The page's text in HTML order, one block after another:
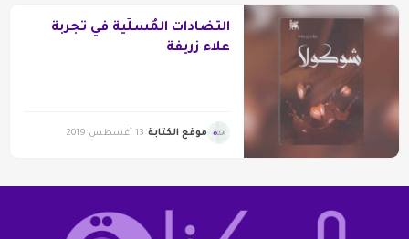
التضادات المُسلّية في تجربة
علاء زريفة
موقع الكتابة 13 أغسطس 2019